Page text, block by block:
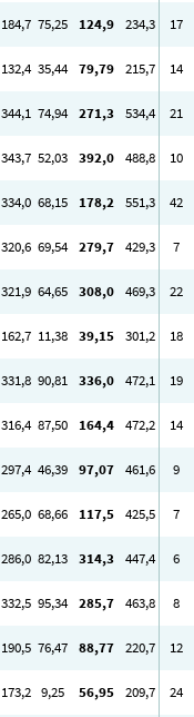
184,7 75,25 124,9 234,3
17
132,4 35,44 79,79 215,7
14
344,1 74,94 271,3 534,4
21
343,7 52,03 392,0 488,8
10
334,0 68,15 178,2 551,3
42
320,6 69,54 279,7 429,3
7
321,9 64,65 308,0 469,3
22
162,7 11,38 39,15 301,2
18
331,8 90,81 336,0 472,1
19
316,4 87,50 164,4 472,2
14
297,4 46,39 97,07 461,6
9
265,0 68,66 117,5 425,5
7
286,0 82,13 314,3 447,4
6
332,5 95,34 285,7 463,8
8
190,5 76,47 88,77 220,7
12
173,2 9,25 56,95 209,7
24